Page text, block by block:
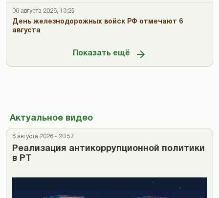
06 августа 2026, 13:25
День железнодорожных войск РФ отмечают 6
августа
Показать ещё
Актуальное видео
6 августа 2026 - 20:57
Реализация антикоррупционной политики
в РТ